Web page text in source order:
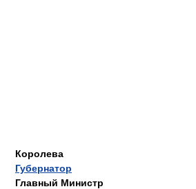
Королева
Губернатор
Главный Министр